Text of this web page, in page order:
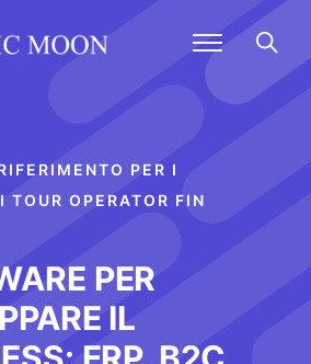
PER I
TOUR OPERATOR FIN
PER
IL